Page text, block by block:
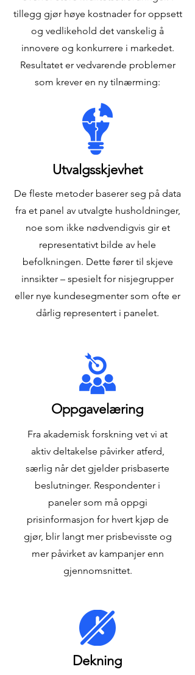
tillegg gjør høye kostnader for oppsett
og vedlikehold det vanskelig å
innovere og konkurrere i markedet.
Resultatet er vedvarende problemer
som krever en ny tilnærming:
Utvalgsskjevhet
De fleste metoder baserer seg på data
fra et panel av utvalgte husholdninger,
noe som ikke nødvendigvis gir et
representativt bilde av hele
befolkningen. Dette fører til skjeve
innsikter – spesielt for nisjegrupper
eller nye kundesegmenter som ofte er
dårlig representert i panelet.
Oppgavelæring
Fra akademisk forskning vet vi at
aktiv deltakelse påvirker atferd,
særlig når det gjelder prisbaserte
beslutninger. Respondenter i
paneler som må oppgi
prisinformasjon for hvert kjøp de
gjør, blir langt mer prisbevisste og
mer påvirket av kampanjer enn
gjennomsnittet.
Dekning